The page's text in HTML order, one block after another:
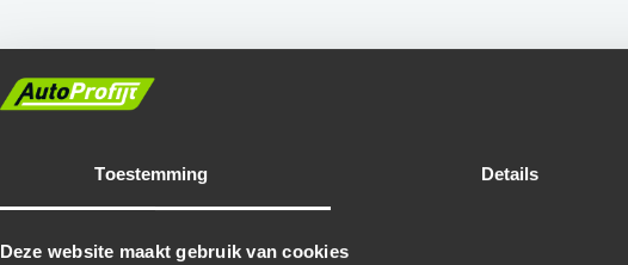
Toestemming Details
Deze website maakt gebruik van cookies